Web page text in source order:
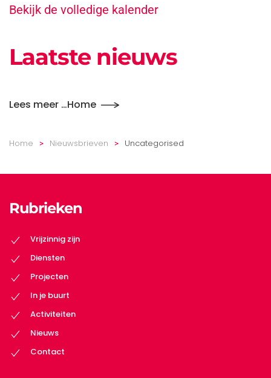
Bekijk de volledige kalender
Laatste nieuws
Lees meer …Home
Home Nieuwsbrieven Uncategorised
Rubrieken
Vrijzinnig zijn
Diensten
Projecten
In je buurt
Activiteiten
Nieuws
Contact